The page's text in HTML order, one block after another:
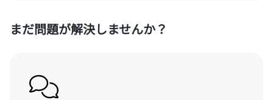
まだ問題が解決しませんか？